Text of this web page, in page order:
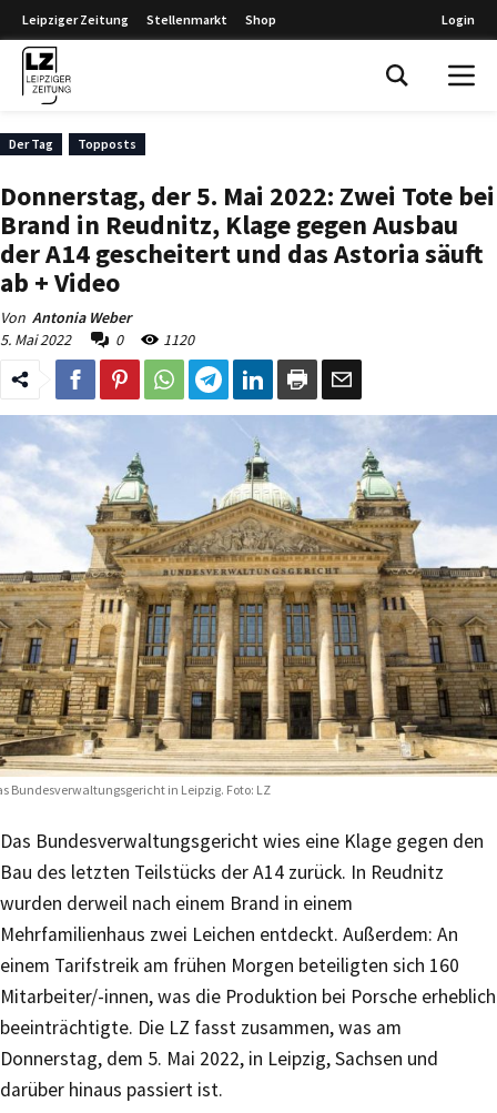
Leipziger Zeitung Stellenmarkt Shop Login
Der Tag Topposts
Donnerstag, der 5. Mai 2022: Zwei Tote bei
Brand in Reudnitz, Klage gegen Ausbau
der A14 gescheitert und das Astoria säuft
ab + Video
Von Antonia Weber
5. Mai 2022
0 1120
Bundesverwaltungsgericht in Leipzig. Foto: LZ
Das Bundesverwaltungsgericht wies eine Klage gegen den
Bau des letzten Teilstücks der A14 zurück. In Reudnitz
wurden derweil nach einem Brand in einem
Mehrfamilienhaus zwei Leichen entdeckt. Außerdem: An
einem Tarifstreik am frühen Morgen beteiligten sich 160
Mitarbeiter/-innen, was die Produktion bei Porsche erheblich
beeinträchtigte. Die LZ fasst zusammen, was am
Donnerstag, dem 5. Mai 2022, in Leipzig, Sachsen und
darüber hinaus passiert ist.